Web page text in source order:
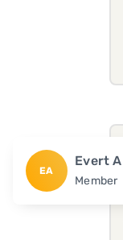
EA
Evert A
Member